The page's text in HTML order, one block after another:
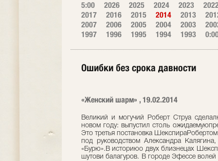
5:00 2026 2025 2024 2023
2017
2016 2015 2014 2013
2007
2006 2005 2004 2003
1997
1996 1995 1994 1993
Ошибки без срока давности
«Женский шарм» , 19.02.2014
Великий и могучий Роберт Струа
новом году: выпустил столь
Это третья постановка
под руководством Александра
«Бурю».В историюо двух близнецах
шутови балагуров. В городе Эфессе